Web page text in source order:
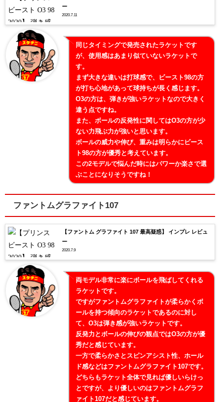
ー
2020.7.11
同じタイミングで発売されたラケットです
が、使用感はあまり似ていないラケットで
す。
まず大きな違いは打球感で、ビースト98の方
が打ち心地があって球持ちが長く感じます。
O3の方は、弾きが強いラケットなので大きく
違う点ですね。
また、ボールの反発性に関してはO3の方が少
ない力飛ぶ力が強いと思います。
ボールの威力や伸び、重みは明らかにビース
ト98の方が優秀と考えています。
この2モデルで悩んだ時にはパワーか楽さで選
ぶことになりそうですね！
ファントムグラファイト107
【ファントム グラファイト 107 最高疑惑】 インプレ レビュ
ー
2020.7.9
両モデル非常に楽にボールを飛ばしてくれる
ラケットです。
ですがファントムグラファイトが柔らかくボ
ールを持つ傾向のラケットであるのに対し
て、O3は弾き感が強いラケットです。
反発力とボールの伸びの観点ではO3の方が優
秀だと感じています。
一方で柔らかさとスピンアシスト性、ホール
ド感などはファントムグラファイト107です。
どちらもラケット全体で見れば優しいらけっ
とですが、より優しいのはファントムグラフ
ァイト107だと感じています。